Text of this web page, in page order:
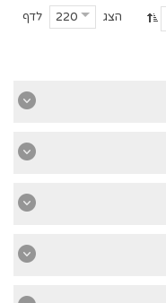
הצג 220 לדף